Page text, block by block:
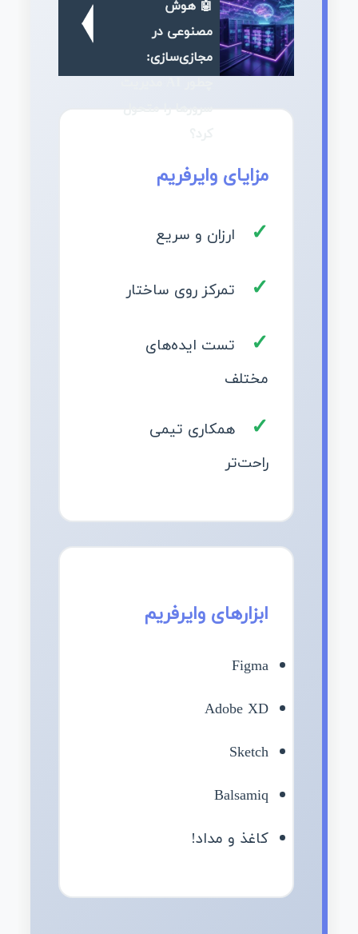
🤖 هوش
مصنوعی در
مجازی‌سازی:
چطور AI مدیریت
سرورها را متحول
مزایای وایرفریم
ارزان و سریع
تمرکز روی ساختار
تست ایده‌های
مختلف
همکاری تیمی
راحت‌تر
ابزارهای وایرفریم
Figma
Adobe XD
Sketch
Balsamiq
کاغذ و مداد!